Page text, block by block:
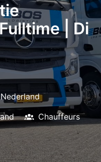
| Di
Nederland
Chauffeurs